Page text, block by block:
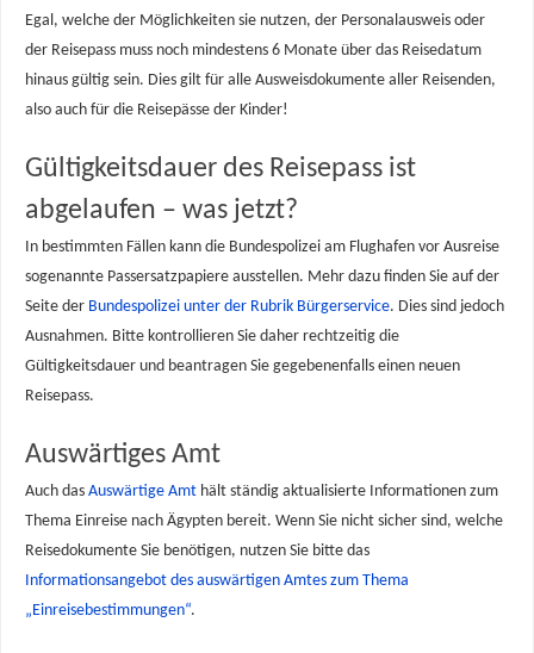
Egal, welche der Möglichkeiten sie nutzen, der Personalausweis oder
der Reisepass muss noch mindestens 6 Monate über das Reisedatum
hinaus gültig sein. Dies gilt für alle Ausweisdokumente aller Reisenden,
also auch für die Reisepässe der Kinder!
Gültigkeitsdauer des Reisepass ist
abgelaufen – was jetzt?
In bestimmten Fällen kann die Bundespolizei am Flughafen vor Ausreise
sogenannte Passersatzpapiere ausstellen. Mehr dazu finden Sie auf der
Seite der Bundespolizei unter der Rubrik Bürgerservice. Dies sind jedoch
Ausnahmen. Bitte kontrollieren Sie daher rechtzeitig die
Gültigkeitsdauer und beantragen Sie gegebenenfalls einen neuen
Reisepass.
Auswärtiges Amt
Auch dasAuswärtige Amt hält ständig aktualisierte Informationen zum
Thema Einreise nach Ägypten bereit. Wenn Sie nicht sicher sind, welche
Reisedokumente Sie benötigen, nutzen Sie bitte das
Informationsangebot des auswärtigen Amtes zum Thema
„Einreisebestimmungen“.